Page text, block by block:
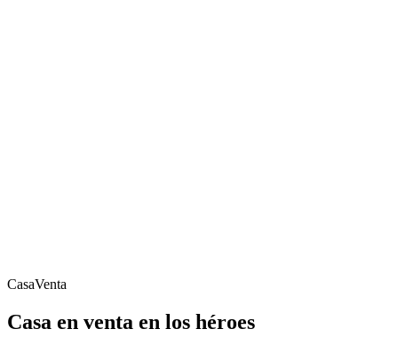
CasaVenta
Casa en venta en los héroes